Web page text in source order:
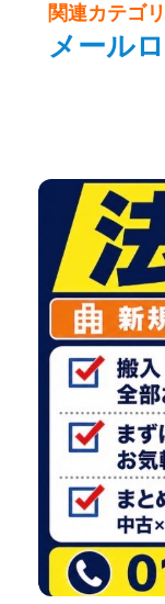
関連カテゴ
メール